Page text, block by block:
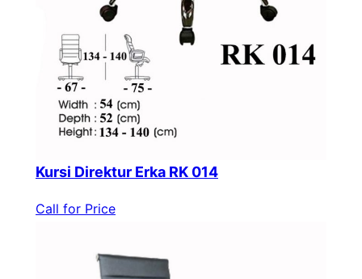
Kursi Direktur Erka RK 014
Call for Price